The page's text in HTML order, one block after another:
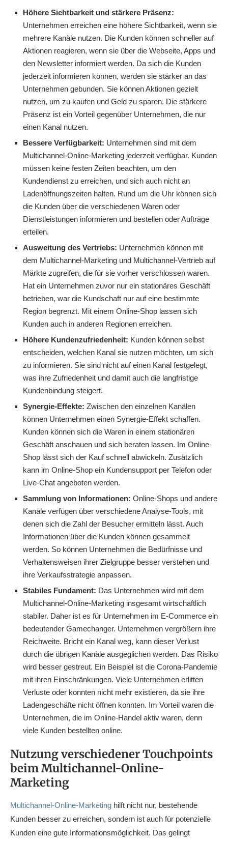
Höhere Sichtbarkeit und stärkere Präsenz:
Unternehmen erreichen eine höhere Sichtbarkeit, wenn sie
mehrere Kanäle nutzen. Die Kunden können schneller auf
Aktionen reagieren, wenn sie über die Webseite, Apps und
den Newsletter informiert werden. Da sich die Kunden
jederzeit informieren können, werden sie stärker an das
Unternehmen gebunden. Sie können Aktionen gezielt
nutzen, um zu kaufen und Geld zu sparen. Die stärkere
Präsenz ist ein Vorteil gegenüber Unternehmen, die nur
einen Kanal nutzen.
Bessere Verfügbarkeit: Unternehmen sind mit dem
Multichannel-Online-Marketing jederzeit verfügbar. Kunden
müssen keine festen Zeiten beachten, um den
Kundendienst zu erreichen, und sich auch nicht an
Ladenöffnungszeiten halten. Rund um die Uhr können sich
die Kunden über die verschiedenen Waren oder
Dienstleistungen informieren und bestellen oder Aufträge
erteilen.
Ausweitung des Vertriebs: Unternehmen können mit
dem Multichannel-Marketing und Multichannel-Vertrieb auf
Märkte zugreifen, die für sie vorher verschlossen waren.
Hat ein Unternehmen zuvor nur ein stationäres Geschäft
betrieben, war die Kundschaft nur auf eine bestimmte
Region begrenzt. Mit einem Online-Shop lassen sich
Kunden auch in anderen Regionen erreichen.
Höhere Kundenzufriedenheit: Kunden können selbst
entscheiden, welchen Kanal sie nutzen möchten, um sich
zu informieren. Sie sind nicht auf einen Kanal festgelegt,
was ihre Zufriedenheit und damit auch die langfristige
Kundenbindung steigert.
Synergie-Effekte: Zwischen den einzelnen Kanälen
können Unternehmen einen Synergie-Effekt schaffen.
Kunden können sich die Waren in einem stationären
Geschäft anschauen und sich beraten lassen. Im Online-
Shop lässt sich der Kauf schnell abwickeln. Zusätzlich
kann im Online-Shop ein Kundensupport per Telefon oder
Live-Chat angeboten werden.
Sammlung von Informationen: Online-Shops und andere
Kanäle verfügen über verschiedene Analyse-Tools, mit
denen sich die Zahl der Besucher ermitteln lässt. Auch
Informationen über die Kunden können gesammelt
werden. So können Unternehmen die Bedürfnisse und
Verhaltensweisen ihrer Zielgruppe besser verstehen und
ihre Verkaufsstrategie anpassen.
Stabiles Fundament: Das Unternehmen wird mit dem
Multichannel-Online-Marketing insgesamt wirtschaftlich
stabiler. Daher ist es für Unternehmen im E-Commerce ein
bedeutender Gamechanger. Unternehmen vergrößern ihre
Reichweite. Bricht ein Kanal weg, kann dieser Verlust
durch die übrigen Kanäle ausgeglichen werden. Das Risiko
wird besser gestreut. Ein Beispiel ist die Corona-Pandemie
mit ihren Einschränkungen. Viele Unternehmen erlitten
Verluste oder konnten nicht mehr existieren, da sie ihre
Ladengeschäfte nicht öffnen konnten. Im Vorteil waren die
Unternehmen, die im Online-Handel aktiv waren, denn
viele Kunden bestellten online.
Nutzung verschiedener Touchpoints
beim Multichannel-Online-
Marketing
Multichannel-Online-Marketing hilft nicht nur, bestehende
Kunden besser zu erreichen, sondern ist auch für potenzielle
Kunden eine gute Informationsmöglichkeit. Das gelingt